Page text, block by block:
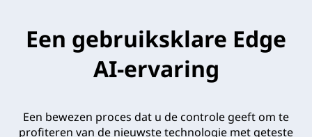
Een gebruiksklare Edge
AI-ervaring
Een bewezen proces dat u de controle geeft om te
profiteren van de nieuwste technologie met geteste